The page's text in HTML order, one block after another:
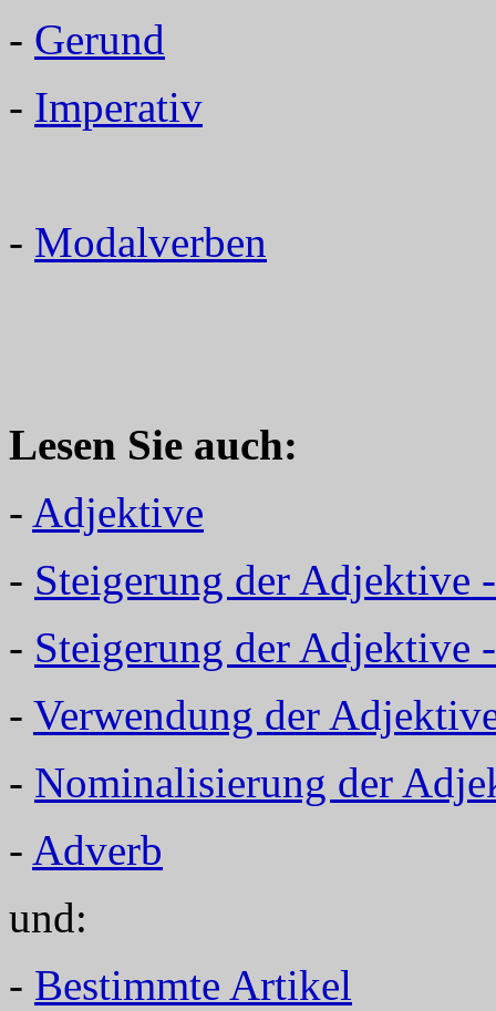
- Gerund
- Imperativ
- Modalverben
Lesen Sie auch:
- Adjektive
- Steigerung der Adjektive
- Steigerung der Adjektive
- Verwendung der
- Nominalisierung der
- Adverb
und:
- Bestimmte Artikel